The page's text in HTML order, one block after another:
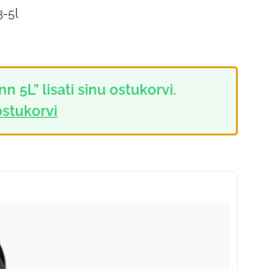
5l
5L” lisati sinu ostukorvi.